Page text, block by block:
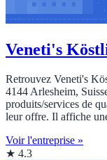
Veneti's
Retrouvez Veneti's
4144 Arlesheim,
produits/services de
leur offre. Il affiche
Voir l'entreprise »
★ 4.3